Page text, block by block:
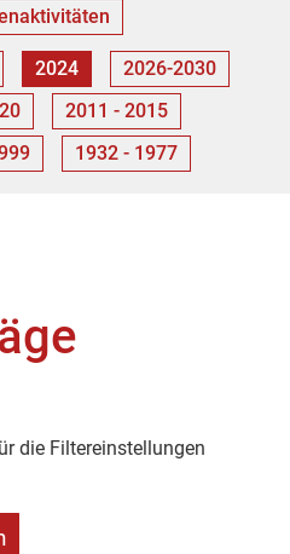
2024
2026-2030
2011 - 2015
1932 - 1977
die Filtereinstellungen